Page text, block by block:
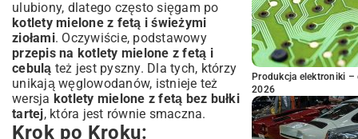
ulubiony, dlatego często sięgam po
kotlety mielone z fetą i świeżymi
ziołami. Oczywiście, podstawowy
przepis na kotlety mielone z fetą i
cebulą też jest pyszny. Dla tych, którzy
unikają węglowodanów, istnieje też
wersja kotlety mielone z fetą bez bułki
tartej, która jest równie smaczna.
Krok po Kroku:
Produkcja elektroniki –
2026